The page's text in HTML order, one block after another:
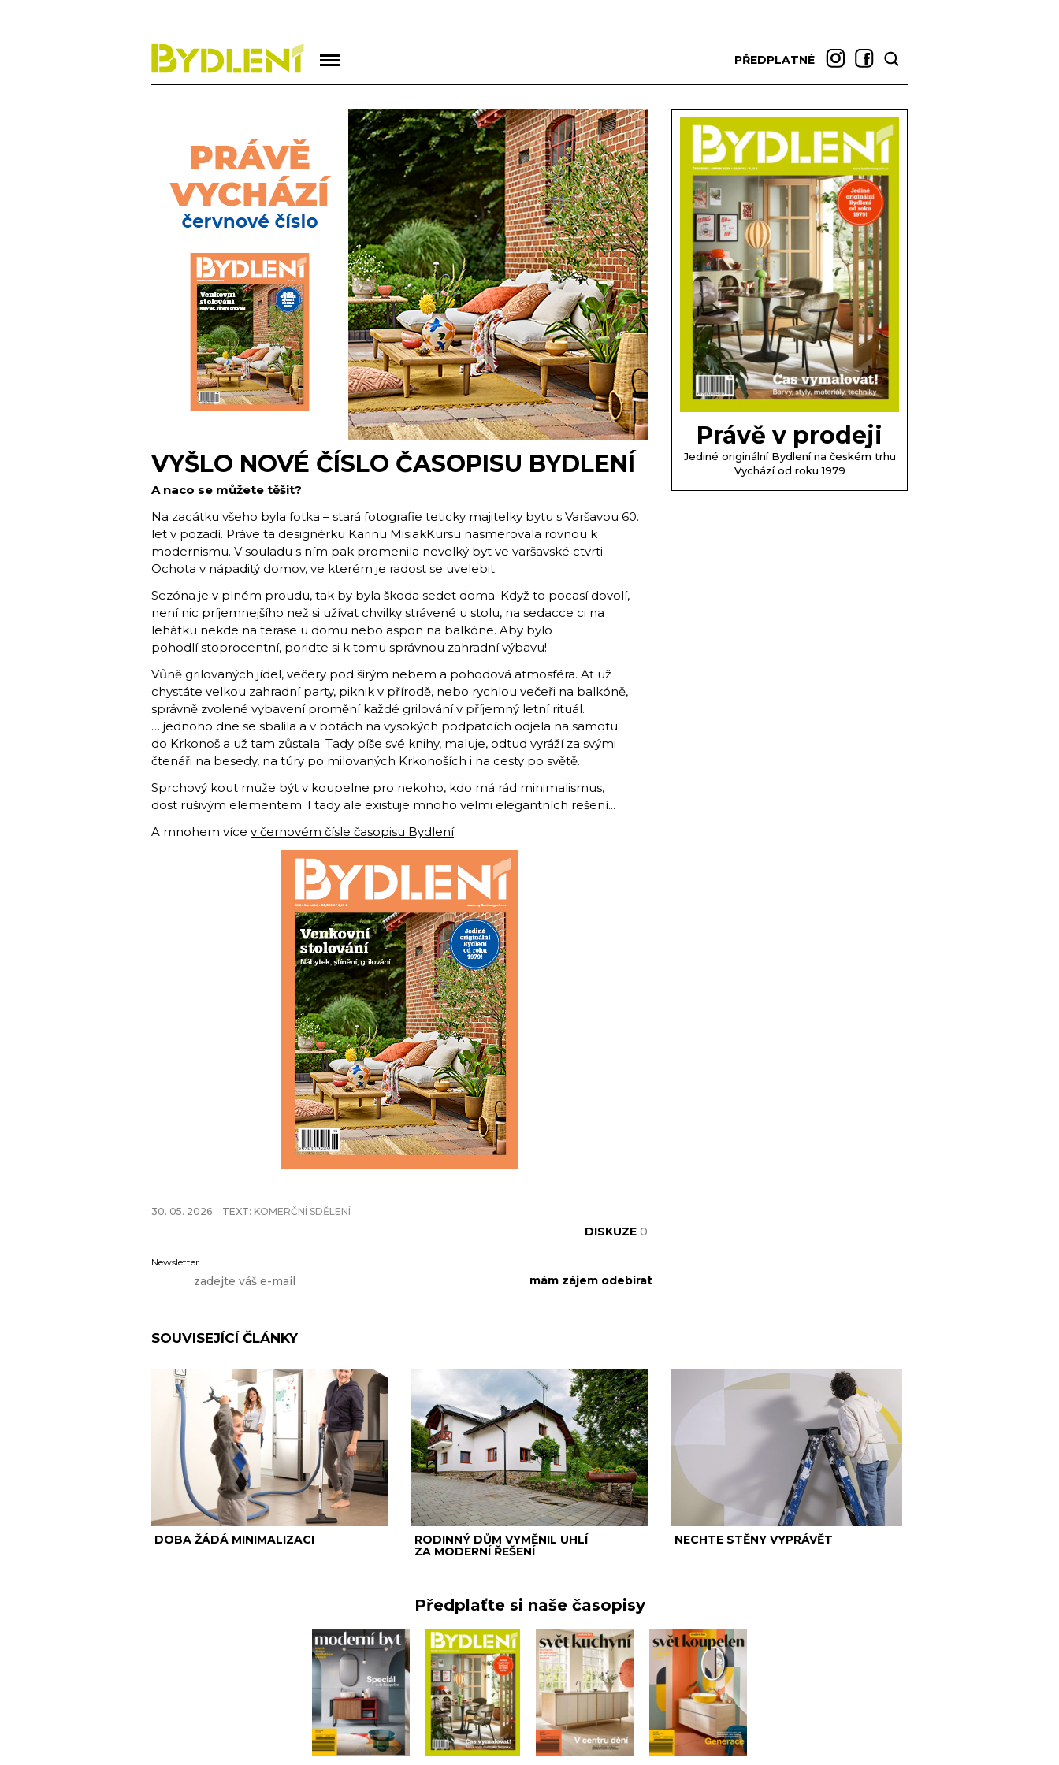
PŘEDPLATNÉ
VYŠLO NOVÉ ČÍSLO ČASOPISU BYDLENÍ
A naco se můžete těšit?
Na zacátku všeho byla fotka – stará fotografie teticky majitelky bytu s Varšavou 60.
let v pozadí. Práve ta designérku Karinu MisiakKursu nasmerovala rovnou k
modernismu. V souladu s ním pak promenila nevelký byt ve varšavské ctvrti
Ochota v nápaditý domov, ve kterém je radost se uvelebit.
Sezóna je v plném proudu, tak by byla škoda sedet doma. Když to pocasí dovolí,
není nic príjemnejšího než si užívat chvilky strávené u stolu, na sedacce ci na
lehátku nekde na terase u domu nebo aspon na balkóne. Aby bylo
pohodlí stoprocentní, poridte si k tomu správnou zahradní výbavu!
Vůně grilovaných jídel, večery pod širým nebem a pohodová atmosféra. Ať už
chystáte velkou zahradní party, piknik v přírodě, nebo rychlou večeři na balkóně,
správně zvolené vybavení promění každé grilování v příjemný letní rituál.
… jednoho dne se sbalila a v botách na vysokých podpatcích odjela na samotu
do Krkonoš a už tam zůstala. Tady píše své knihy, maluje, odtud vyráží za svými
čtenáři na besedy, na túry po milovaných Krkonoších i na cesty po světě.
Sprchový kout muže být v koupelne pro nekoho, kdo má rád minimalismus,
dost rušivým elementem. I tady ale existuje mnoho velmi elegantních rešení...
A mnohem více v černovém čísle časopisu Bydlení
30. 05. 2026 TEXT: KOMERČNÍ SDĚLENÍ
DISKUZE 0
Newsletter
SOUVISEJÍCÍ ČLÁNKY
DOBA ŽÁDÁ MINIMALIZACI
RODINNÝ DŮM VYMĚNIL UHLÍ
ZA MODERNÍ ŘEŠENÍ
NECHTE STĚNY VYPRÁVĚT
Právě v prodeji
Jediné originální Bydlení na českém trhu
Vychází od roku 1979
Předplaťte si naše časopisy